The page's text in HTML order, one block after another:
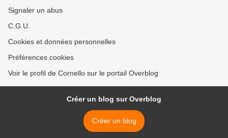
Signaler un abus
C.G.U.
Cookies et données personnelles
Préférences cookies
Voir le profil de Cornello sur le portail Overblog
Créer un blog sur Overblog
Créer un blog